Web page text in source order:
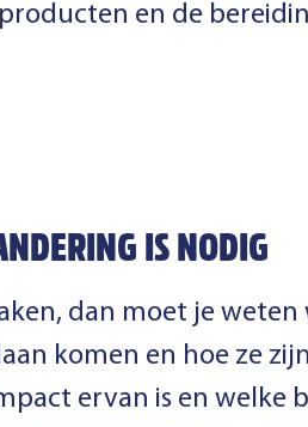
en de
IS NODIG
dan moet je
komen en hoe ze
ervan is en welke